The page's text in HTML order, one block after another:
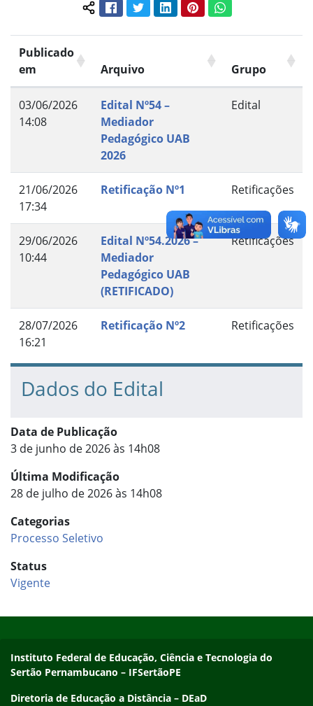
Compartilhar conteúdo:
FacebookTwitterLinkedInPinterestWhatsApp
Publicado
em
Arquivo Grupo
03/06/2026
14:08
Edital Nº54 –
Mediador
Pedagógico UAB
2026
Edital
21/06/2026
17:34
Retificação Nº1 Retificações
29/06/2026
10:44
Edital Nº54.2026 –
Mediador
Pedagógico UAB
(RETIFICADO)
Retificações
28/07/2026
16:21
Retificação Nº2 Retificações
Dados do Edital
Data de Publicação
3 de junho de 2026 às 14h08
Última Modificação
28 de julho de 2026 às 14h08
Categorias
Processo Seletivo
Status
Vigente
Endereço
Instituto Federal de Educação, Ciência e Tecnologia do
Sertão Pernambucano – IFSertãoPE
Diretoria de Educação a Distância – DEaD